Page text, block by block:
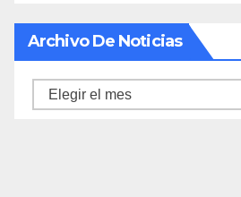
Archivo De Noticias
Archivo